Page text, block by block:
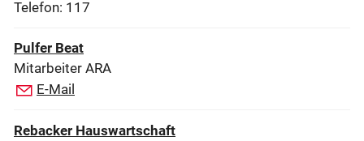
Telefon: 117
Pulfer Beat
Mitarbeiter ARA
E-Mail
Rebacker Hauswartschaft